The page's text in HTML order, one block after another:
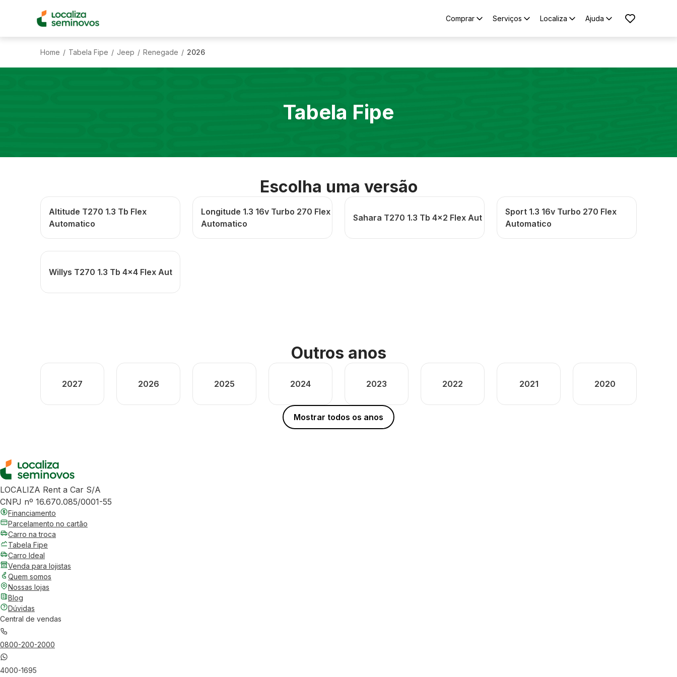
Comprar Serviços Localiza Ajuda
Home / Tabela Fipe / Jeep / Renegade / 2026
Tabela Fipe
Escolha uma versão
Altitude T270 1.3 Tb Flex
Automatico
Longitude 1.3 16v Turbo 270 Flex
Automatico
Sahara T270 1.3 Tb 4x2 Flex Aut
Sport 1.3 16v Turbo 270 Flex
Automatico
Willys T270 1.3 Tb 4x4 Flex Aut
Outros anos
2027 2026 2025 2024 2023 2022 2021 2020
Mostrar todos os anos
LOCALIZA Rent a Car S/A
CNPJ nº 16.670.085/0001-55
Financiamento
Parcelamento no cartão
Carro na troca
Tabela Fipe
Carro Ideal
Venda para lojistas
Quem somos
Nossas lojas
Blog
Dúvidas
Central de vendas
0800-200-2000
4000-1695